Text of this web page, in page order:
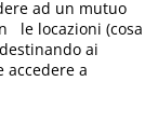
ad un mutuo
le locazioni (cosa
ai
a